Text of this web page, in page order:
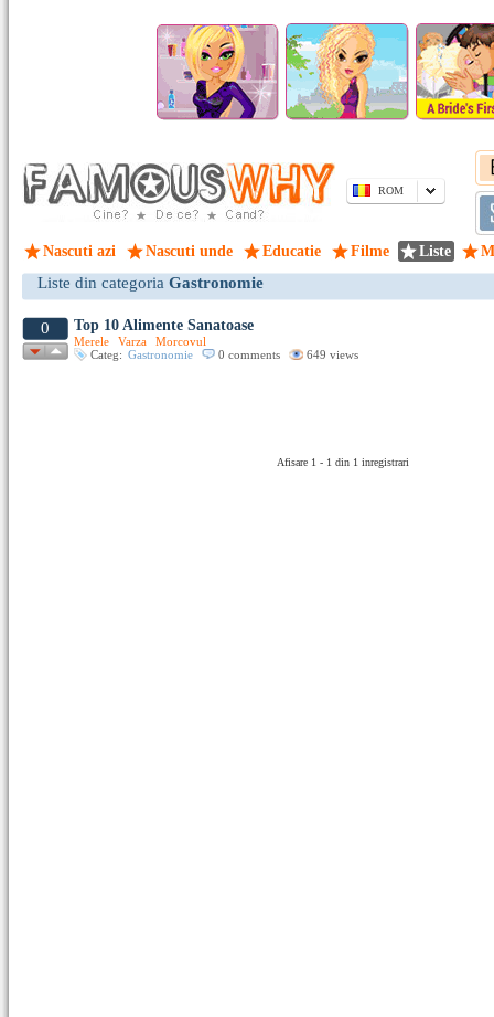
ROM
Nascuti azi Nascuti unde Educatie Filme Liste
Liste din categoria Gastronomie
0 Top 10 Alimente Sanatoase
Merele Varza
Morcovul
Categ: Gastronomie 0 comments 649 views
Afisare 1 - 1 din 1 inregistrari